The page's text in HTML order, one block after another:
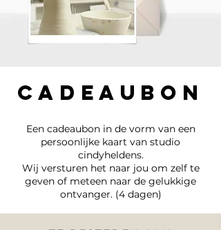
CADEAUBON
Een cadeaubon in de vorm van een
persoonlijke kaart van studio
cindyheldens.
Wij versturen het naar jou om zelf te
geven of meteen naar de gelukkige
ontvanger. (4 dagen)